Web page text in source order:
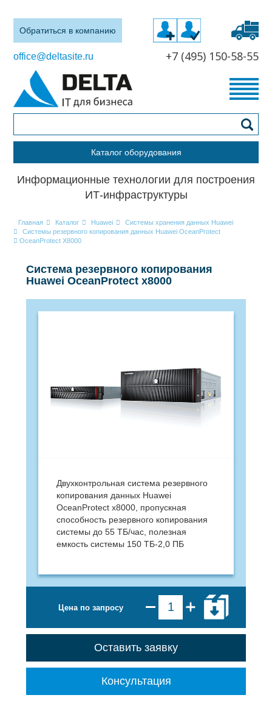
Обратиться в компанию
office@deltasite.ru +7 (495) 150-58-55
Каталог оборудования
Информационные технологии для построения
ИТ-инфраструктуры
Главная Каталог Huawei
Системы хранения данных Huawei
Системы резервного копирования данных Huawei OceanProtect
OceanProtect X8000
Система резервного копирования
Huawei OceanProtect x8000
Двухконтрольная система резервного
копирования данных Huawei
OceanProtect x8000, пропускная
способность резервного копирования
системы до 55 ТБ/час, полезная
емкость системы 150 ТБ-2,0 ПБ
Цена по запросу
Оставить заявку
Консультация